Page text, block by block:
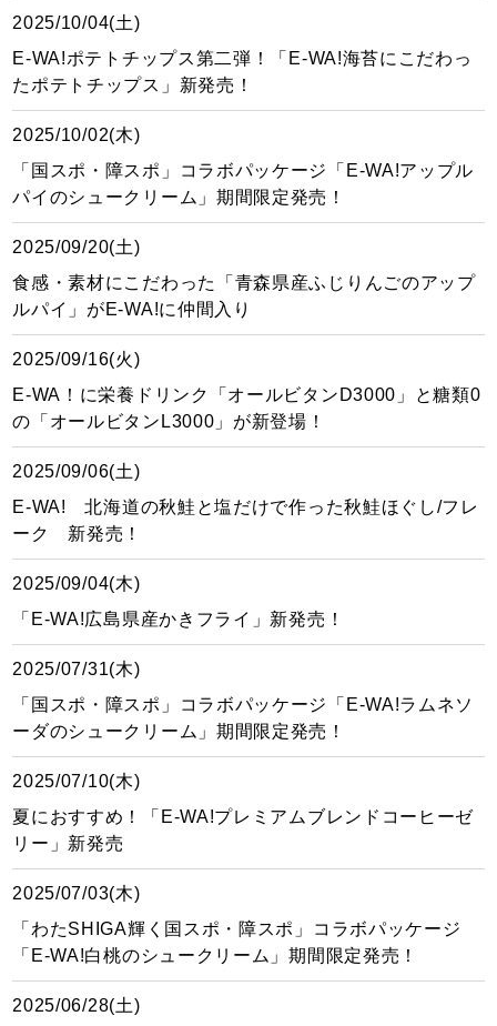
2025/10/04(土)
E-WA!ポテトチップス第二弾！「E-WA!海苔にこだわっ
たポテトチップス」新発売！
2025/10/02(木)
「国スポ・障スポ」コラボパッケージ「E-WA!アップル
パイのシュークリーム」期間限定発売！
2025/09/20(土)
食感・素材にこだわった「青森県産ふじりんごのアップ
ルパイ」がE-WA!に仲間入り
2025/09/16(火)
E-WA！に栄養ドリンク「オールビタンD3000」と糖類0
の「オールビタンL3000」が新登場！
2025/09/06(土)
E-WA! 北海道の秋鮭と塩だけで作った秋鮭ほぐし/フレ
ーク 新発売！
2025/09/04(木)
「E-WA!広島県産かきフライ」新発売！
2025/07/31(木)
「国スポ・障スポ」コラボパッケージ「E-WA!ラムネソ
ーダのシュークリーム」期間限定発売！
2025/07/10(木)
夏におすすめ！「E-WA!プレミアムブレンドコーヒーゼ
リー」新発売
2025/07/03(木)
「わたSHIGA輝く国スポ・障スポ」コラボパッケージ
「E-WA!白桃のシュークリーム」期間限定発売！
2025/06/28(土)